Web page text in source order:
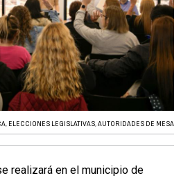
, ELECCIONES LEGISLATIVAS,AUTORIDADES DE MESA
realizará en el municipio de